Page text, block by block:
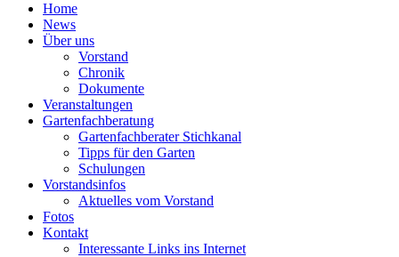
Home
News
Über uns
Vorstand
Chronik
Dokumente
Veranstaltungen
Gartenfachberatung
Gartenfachberater Stichkanal
Tipps für den Garten
Schulungen
Vorstandsinfos
Aktuelles vom Vorstand
Fotos
Kontakt
Interessante Links ins Internet